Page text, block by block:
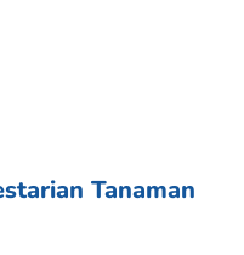
Tanaman